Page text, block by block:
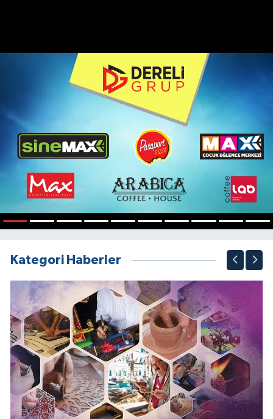
Kategori Haberler